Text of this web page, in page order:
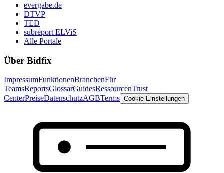
evergabe.de
DTVP
TED
subreport ELViS
Alle Portale
Über Bidfix
ImpressumFunktionenBranchenFür
TeamsReportsGlossarGuidesRessourcenTrust
CenterPreiseDatenschutzAGBTerms Cookie-Einstellungen